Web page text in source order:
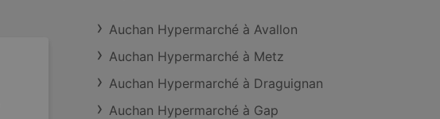
Auchan Hypermarché à Avallon
Auchan Hypermarché à Metz
Auchan Hypermarché à Draguignan
Auchan Hypermarché à Gap